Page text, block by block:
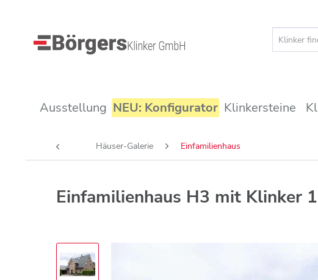
Ausstellung NEU: Konfigurator Klinkersteine
Häuser-Galerie Einfamilienhaus
Einfamilienhaus H3 mit Klinker